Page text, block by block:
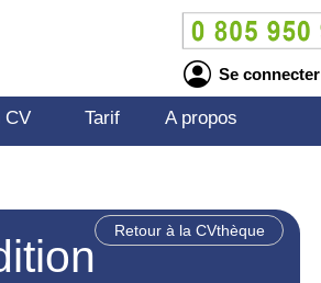
Se connecter
CV Tarif A propos
Retour à la CVthèque